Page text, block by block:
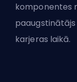
komponentes
karjeras laikā.